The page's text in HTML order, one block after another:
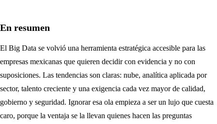
En resumen
El Big Data se volvió una herramienta estratégica accesible para las
empresas mexicanas que quieren decidir con evidencia y no con
suposiciones. Las tendencias son claras: nube, analítica aplicada por
sector, talento creciente y una exigencia cada vez mayor de calidad,
gobierno y seguridad. Ignorar esa ola empieza a ser un lujo que cuesta
caro, porque la ventaja se la llevan quienes hacen las preguntas